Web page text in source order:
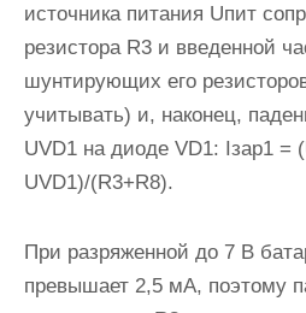
источника питания Uпит
резистора R3 и введенной
шунтирующих его
учитывать) и, наконец,
UVD1 на диоде VD1: Iзар1 =
UVD1)/(R3+R8).
При разряженной до 7 В
превышает 2,5 мА, поэтому